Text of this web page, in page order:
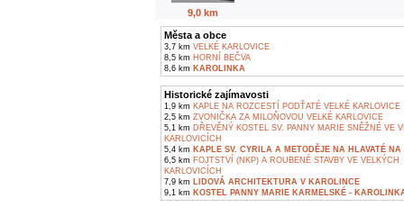
9,0 km
Města a obce
3,7 km VELKÉ KARLOVICE
8,5 km HORNÍ BEČVA
8,6 km KAROLINKA
Historické zajímavosti
1,9 km KAPLE NA ROZCESTÍ PODŤATÉ VELKÉ KARLOVICE
2,5 km ZVONIČKA ZA MILOŇOVOU VELKÉ KARLOVICE
5,1 km DŘEVĚNÝ KOSTEL SV. PANNY MARIE SNĚŽNÉ VE
KARLOVICÍCH
5,4 km KAPLE SV. CYRILA A METODĚJE NA HLAVATÉ NA
6,5 km FOJTSTVÍ (NKP) A ROUBENÉ STAVBY VE VELKÝCH
KARLOVICÍCH
7,9 km LIDOVÁ ARCHITEKTURA V KAROLINCE
9,1 km KOSTEL PANNY MARIE KARMELSKÉ -